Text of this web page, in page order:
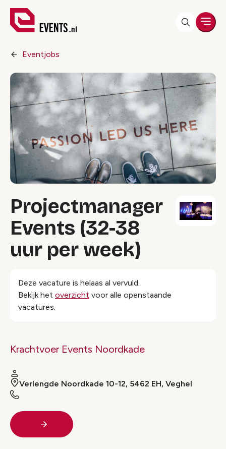
Eventjobs
Projectmanager
Events (32-38
uur per week)
Deze vacature is helaas al vervuld.
Bekijk het overzicht voor alle openstaande
vacatures.
Krachtvoer Events Noordkade
Verlengde Noordkade 10-12, 5462 EH, Veghel